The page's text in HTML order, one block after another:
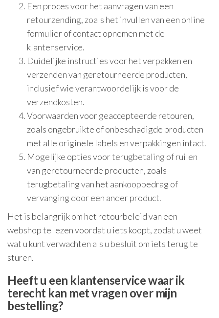
Een proces voor het aanvragen van een
retourzending, zoals het invullen van een online
formulier of contact opnemen met de
klantenservice.
Duidelijke instructies voor het verpakken en
verzenden van geretourneerde producten,
inclusief wie verantwoordelijk is voor de
verzendkosten.
Voorwaarden voor geaccepteerde retouren,
zoals ongebruikte of onbeschadigde producten
met alle originele labels en verpakkingen intact.
Mogelijke opties voor terugbetaling of ruilen
van geretourneerde producten, zoals
terugbetaling van het aankoopbedrag of
vervanging door een ander product.
Het is belangrijk om het retourbeleid van een
webshop te lezen voordat u iets koopt, zodat u weet
wat u kunt verwachten als u besluit om iets terug te
sturen.
Heeft u een klantenservice waar ik
terecht kan met vragen over mijn
bestelling?